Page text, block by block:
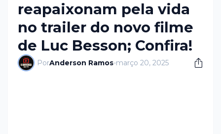
reapaixonam pela vida
no trailer do novo filme
de Luc Besson; Confira!
PorAnderson Ramos-março 20, 2025